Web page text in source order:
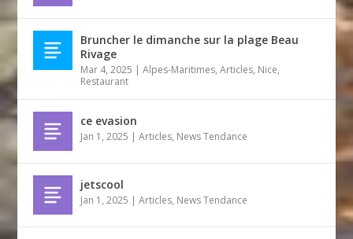
Bruncher le dimanche sur la plage Beau
Rivage
Mar 4, 2025 |Alpes-Maritimes,Articles, Nice,
Restaurant
ce evasion
Jan 1, 2025 |Articles, News Tendance
jetscool
Jan 1, 2025 |Articles, News Tendance